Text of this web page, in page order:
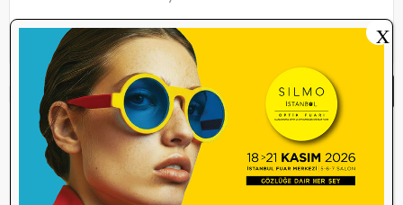
Yorum yazmakurallarınıokudum ve
kabul ediyorum.
Yorum Yap
Henüz bu içeriğe yorum yapılmamış.
İlk yorum yapan olmak ister misiniz?
X